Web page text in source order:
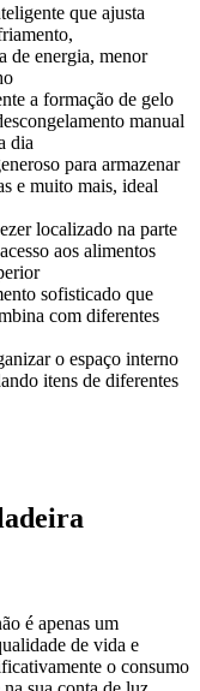
que ajusta
de energia, menor
a formação de gelo
manual
dia
para armazenar
e muito mais, ideal
localizado na parte
aos alimentos
sofisticado que
com diferentes
o espaço interno
itens de diferentes
é apenas um
de vida e
o consumo